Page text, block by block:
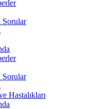
Sorular
Sorular
Hastalıkları